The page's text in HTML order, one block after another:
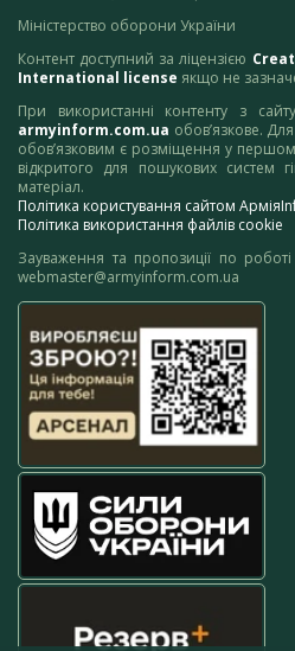
Міністерство оборони України
Контент доступний за ліцензією
International license якщо не
При використанні контенту з
armyinform.com.ua обов’язкове.
обов’язковим є розміщення у
відкритого для пошукових систем
матеріал.
Політика користування сайтом
Політика використання файлів cookie
Зауваження та пропозиції по
webmaster@armyinform.com.ua